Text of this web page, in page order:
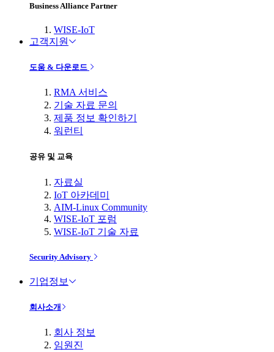
Business Alliance Partner
WISE-IoT
고객지원
도움 & 다운로드
RMA 서비스
기술 자료 문의
제품 정보 확인하기
워런티
공유 및 교육
자료실
IoT 아카데미
AIM-Linux Community
WISE-IoT 포럼
WISE-IoT 기술 자료
Security Advisory
기업정보
회사소개
회사 정보
임원진